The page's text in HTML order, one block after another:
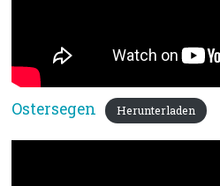
Ostersegen Herunterladen